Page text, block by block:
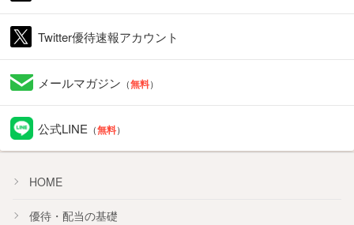
Twitter優待速報アカウント
メールマガジン （無料）
公式LINE （無料）
HOME
優待・配当の基礎